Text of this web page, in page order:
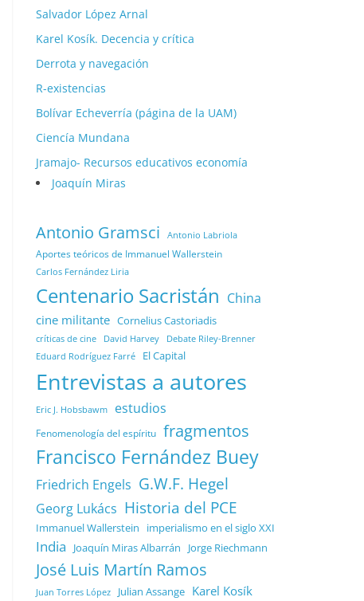
Salvador López Arnal
Karel Kosík. Decencia y crítica
Derrota y navegación
R-existencias
Bolívar Echeverría (página de la UAM)
Ciencía Mundana
Jramajo- Recursos educativos economía
Joaquín Miras
Antonio Gramsci Antonio Labriola
Aportes teóricos de Immanuel Wallerstein
Carlos Fernández Liria
Centenario Sacristán China
cine militante Cornelius Castoriadis
críticas de cine David Harvey Debate Riley-Brenner
Eduard Rodríguez Farré El Capital
Entrevistas a autores
Eric J. Hobsbawm estudios
Fenomenología del espíritu fragmentos
Francisco Fernández Buey
Friedrich Engels G.W.F. Hegel
Georg Lukács Historia del PCE
Immanuel Wallerstein imperialismo en el siglo XXI
India Joaquín Miras Albarrán Jorge Riechmann
José Luis Martín Ramos
Juan Torres López Julian Assange Karel Kosík